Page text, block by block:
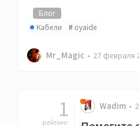
Блог
Кабели
oyaide
Mr_Magic 27 февраля
1
рейтинг
Wadim